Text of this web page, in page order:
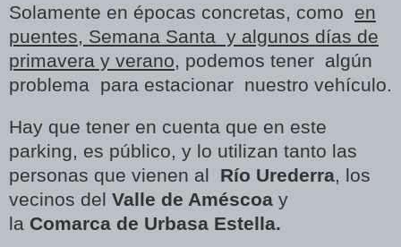
Solamente en épocas concretas, como en
puentes, Semana Santa y algunos días de
primavera y verano, podemos tener algún
problema para estacionar nuestro vehículo.
Hay que tener en cuenta que en este
parking, es público, y lo utilizan tanto las
personas que vienen al Río Urederra, los
vecinos del Valle de Améscoa y
la Comarca de Urbasa Estella.